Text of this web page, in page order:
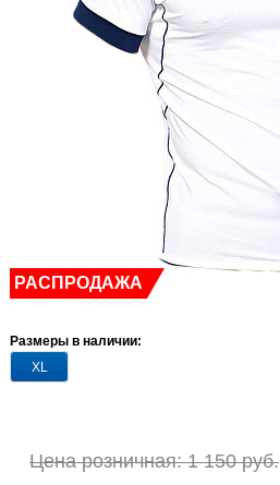
РАСПРОДАЖА
Размеры в наличии:
XL
Цена розничная: 1 150 руб.